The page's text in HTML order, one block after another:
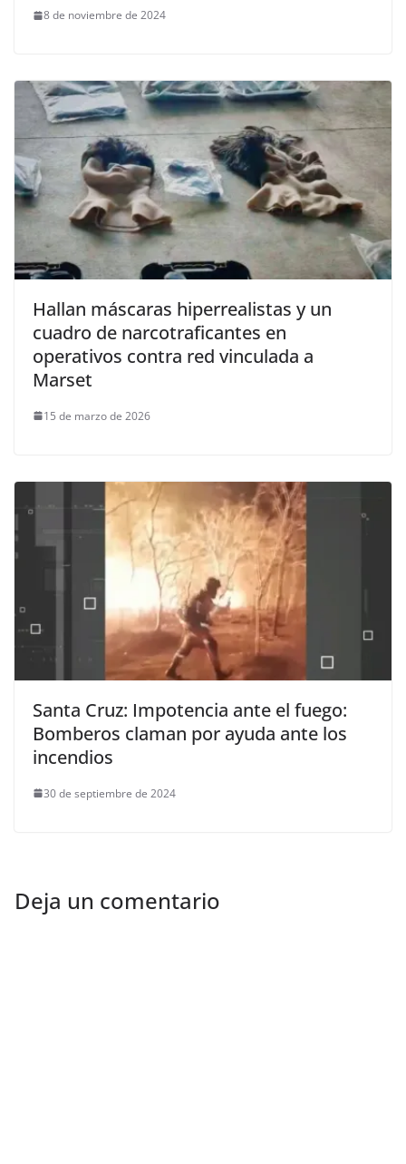
8 de noviembre de 2024
Hallan máscaras hiperrealistas y un
cuadro de narcotraficantes en
operativos contra red vinculada a
Marset
15 de marzo de 2026
Santa Cruz: Impotencia ante el fuego:
Bomberos claman por ayuda ante los
incendios
30 de septiembre de 2024
Deja un comentario